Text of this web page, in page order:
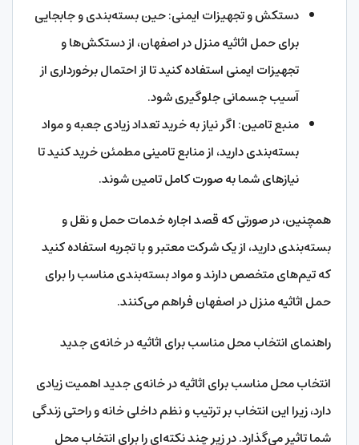
دستکش و تجهیزات ایمنی: حین بسته‌بندی و جابجایی
برای حمل اثاثیه منزل در اصفهان، از دستکش‌ها و
تجهیزات ایمنی استفاده کنید تا از احتمال برخورداری از
آسیب جسمانی جلوگیری شود.
منبع تامین: اگر نیاز به خرید تعداد زیادی جعبه و مواد
بسته‌بندی دارید، از منابع تامینی مطمئن خرید کنید تا
نیازهای شما به صورت کامل تامین شوند.
همچنین، در صورتی که قصد اجاره خدمات حمل و نقل و
بسته‌بندی دارید، از یک شرکت معتبر و با تجربه استفاده کنید
که تیم‌های متخصص دارند و مواد بسته‌بندی مناسب را برای
حمل اثاثیه منزل در اصفهان فراهم می‌کنند.
راهنمای انتخاب محل مناسب برای اثاثیه در خانه‌ی جدید
انتخاب محل مناسب برای اثاثیه در خانه‌ی جدید اهمیت زیادی
دارد، زیرا این انتخاب بر ترتیب و نظم داخلی خانه و راحتی زندگی
شما تاثیر می‌گذارد. در زیر چند نکته‌ای را برای انتخاب محل